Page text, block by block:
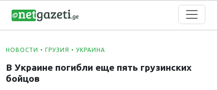
НОВОСТИ • ГРУЗИЯ • УКРАИНА
В Украине погибли еще пять грузинских
бойцов